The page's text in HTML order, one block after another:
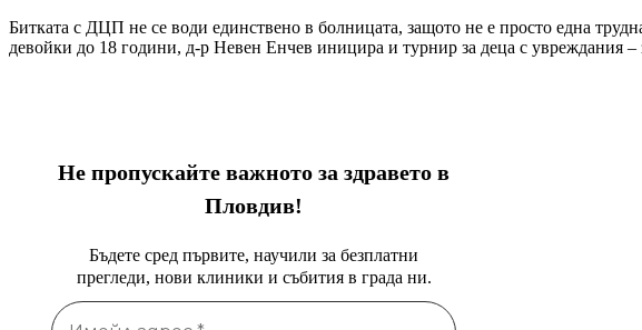
Битката с ДЦП не се води единствено в болницата, защото не е просто една
девойки до 18 години, д-р Невен Енчев иницира и турнир за деца с увреждания
Не пропускайте важното за здравето в
Пловдив!
Бъдете сред първите, научили за безплатни
прегледи, нови клиники и събития в града ни.